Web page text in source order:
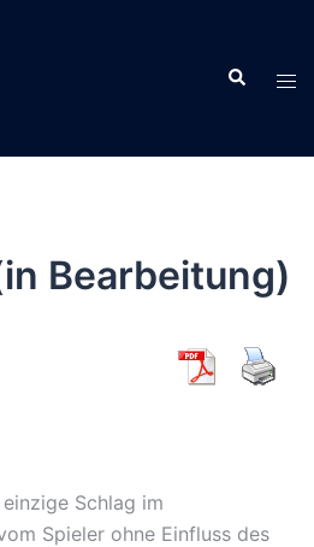
Bearbeitung)
Schlag im
Spieler ohne Einfluss des